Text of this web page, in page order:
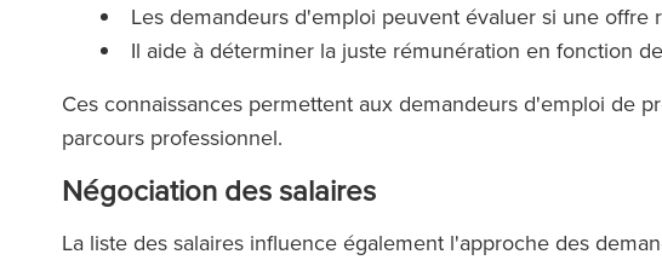
Les demandeurs d'emploi peuvent évaluer si une offre
Il aide à déterminer la juste rémunération en fonction
Ces connaissances permettent aux demandeurs d'emploi de
parcours professionnel.
Négociation des salaires
La liste des salaires influence également l'approche des